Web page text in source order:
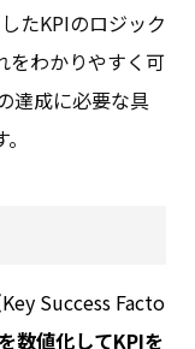
たKPIのロジック
をわかりやすく可
達成に必要な具
Key Success Facto
数値化してKPIを